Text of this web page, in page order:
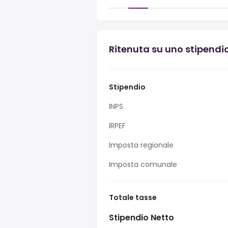
Ritenuta su uno
Stipendio
INPS
IRPEF
Imposta regionale
Imposta comunale
Totale tasse
Stipendio Netto